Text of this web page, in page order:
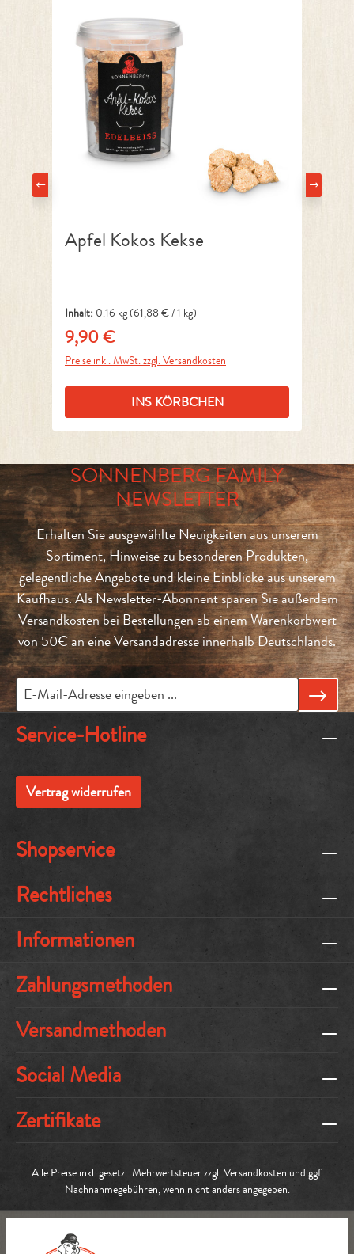
Apfel Kokos Kekse
Inhalt: 0.16 kg(61,88 € / 1 kg)
Regulärer Preis:
9,90 €
Preise inkl. MwSt. zzgl. Versandkosten
INS KÖRBCHEN
SONNENBERG FAMILY
NEWSLETTER
Erhalten Sie ausgewählte Neuigkeiten aus unserem
Sortiment, Hinweise zu besonderen Produkten,
gelegentliche Angebote und kleine Einblicke aus unserem
Kaufhaus. Als Newsletter-Abonnent sparen Sie außerdem
Versandkosten bei Bestellungen ab einem Warenkorbwert
von 50€ an eine Versandadresse innerhalb Deutschlands.
Service-Hotline
Vertrag widerrufen
Shopservice
Rechtliches
Informationen
Zahlungsmethoden
Versandmethoden
Social Media
Zertifikate
Alle Preise inkl. gesetzl. Mehrwertsteuer zzgl.Versandkosten und ggf.
Nachnahmegebühren, wenn nicht anders angegeben.